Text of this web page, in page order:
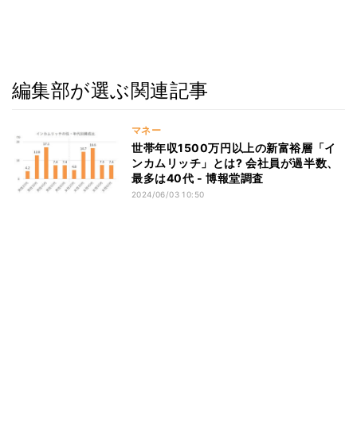
編集部が選ぶ関連記事
マネー
世帯年収1500万円以上の新富裕層「イ
ンカムリッチ」とは? 会社員が過半数、
最多は40代 - 博報堂調査
2024/06/03 10:50